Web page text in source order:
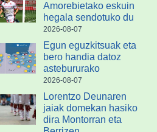
Amorebietako eskuin
hegala sendotuko du
2026-08-07
Egun eguzkitsuak eta
bero handia datoz
astebururako
2026-08-07
Lorentzo Deunaren
jaiak domekan hasiko
dira Montorran eta